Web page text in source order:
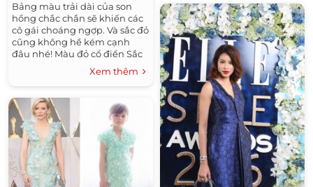
Bảng màu trải dài của son
hồng chắc chắn sẽ khiến các
cô gái choáng ngợp. Và sắc đỏ
cũng không hề kém cạnh
đâu nhé! Màu đỏ cổ điển Sắc
đỏ quyến rũ, nồng nàn luôn
Xem thêm